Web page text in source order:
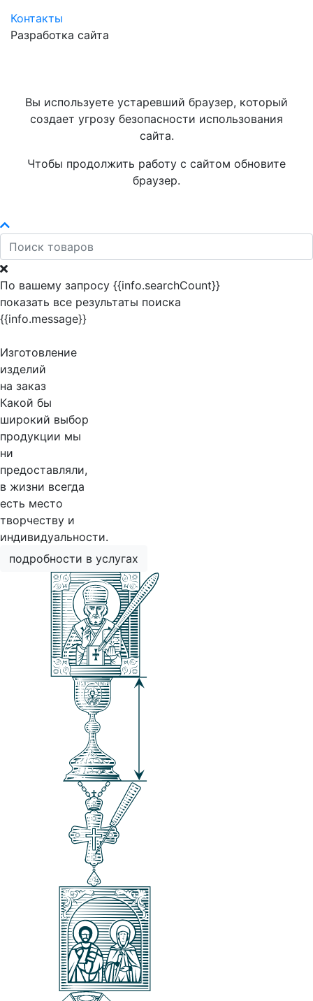
Контакты
Разработка сайта
Вы используете устаревший браузер, который
создает угрозу безопасности использования
сайта.
Чтобы продолжить работу с сайтом обновите
браузер.
По вашему запросу {{info.searchCount}}
показать все результаты поиска
{{info.message}}
Изготовление
изделий
на заказ
Какой бы
широкий выбор
продукции мы
ни
предоставляли,
в жизни всегда
есть место
творчеству и
индивидуальности.
подробности в услугах